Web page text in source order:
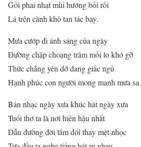
Gối phai nhạt mùi hương bối rối
Lá trên cành khô tan tác bay.
Mưa cướp đi ánh sáng của ngày
Đường chập choạng trăm mối lo khó gỡ
Thức chẳng yên dở dang giấc ngủ
Hạnh phúc con người mong manh mưa sa.
Bản nhạc ngày xưa khúc hát ngày xưa
Tuổi thơ ta là nơi hiền hậu nhất
Dẫu đường đời lắm đổi thay mệt nhọc